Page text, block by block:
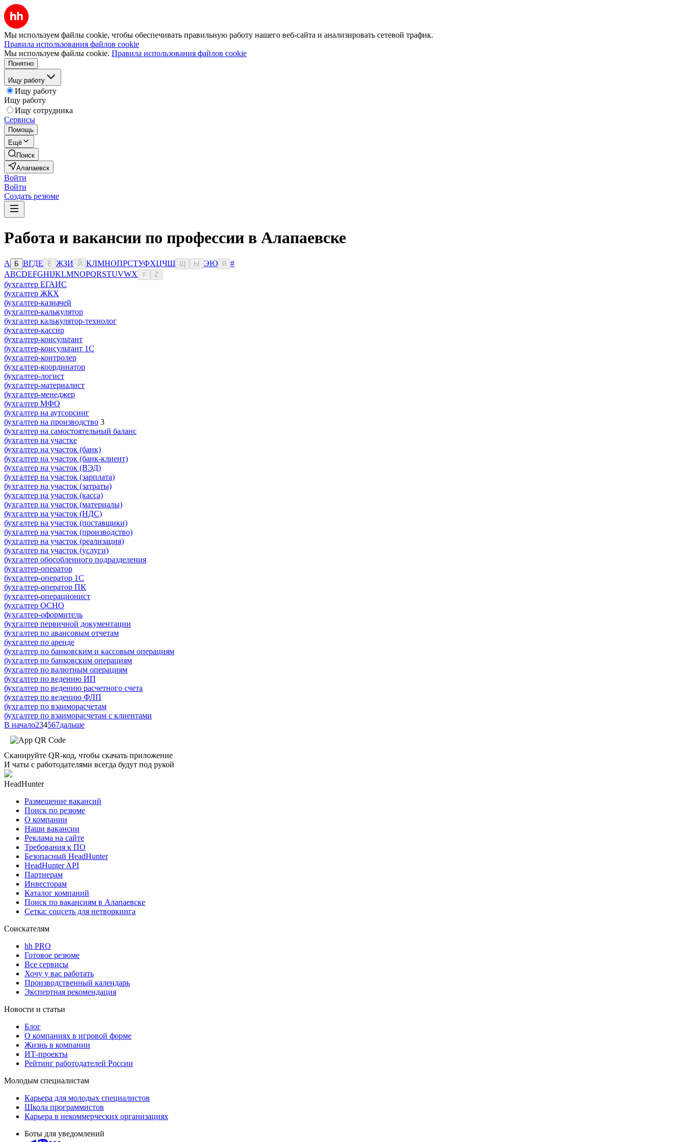
Мы используем файлы cookie, чтобы обеспечивать правильную работу нашего веб-сайта и анализировать сетевой трафик.
Правила использования файлов cookie
Мы используем файлы cookie. Правила использования файлов cookie
Понятно
Ищу работу
Ищу работу
Ищу работу
Ищу сотрудника
Сервисы
Помощь
Ещё
Поиск
Алапаевск
Войти
Войти
Создать резюме
Работа и вакансии по профессии в Алапаевске
А Б ВГДЕ Ё ЖЗИ Й КЛМНОПРСТУФХЦЧШ Ы ЭЮ Я
#
ABCDEFGHIJKLMNOPQRSTUVWX Y Z
бухгалтер ЕГАИС
бухгалтер ЖКХ
бухгалтер-казначей
бухгалтер-калькулятор
бухгалтер калькулятор-технолог
бухгалтер-кассир
бухгалтер-консультант
бухгалтер-консультант 1С
бухгалтер-контролер
бухгалтер-координатор
бухгалтер-логист
бухгалтер-материалист
бухгалтер-менеджер
бухгалтер МФО
бухгалтер на аутсорсинг
бухгалтер на производство 3
бухгалтер на самостоятельный баланс
бухгалтер на участке
бухгалтер на участок (банк)
бухгалтер на участок (банк-клиент)
бухгалтер на участок (ВЭД)
бухгалтер на участок (зарплата)
бухгалтер на участок (затраты)
бухгалтер на участок (касса)
бухгалтер на участок (материалы)
бухгалтер на участок (НДС)
бухгалтер на участок (поставщики)
бухгалтер на участок (производство)
бухгалтер на участок (реализация)
бухгалтер на участок (услуги)
бухгалтер обособленного подразделения
бухгалтер-оператор
бухгалтер-оператор 1С
бухгалтер-оператор ПК
бухгалтер-операционист
бухгалтер ОСНО
бухгалтер-оформитель
бухгалтер первичной документации
бухгалтер по авансовым отчетам
бухгалтер по аренде
бухгалтер по банковским и кассовым операциям
бухгалтер по банковским операциям
бухгалтер по валютным операциям
бухгалтер по ведению ИП
бухгалтер по ведению расчетного счета
бухгалтер по ведению ФЛП
бухгалтер по взаиморасчетам
бухгалтер по взаиморасчетам с клиентами
В начало234567дальше
Сканируйте QR-код, чтобы скачать приложение
И чаты с работодателями всегда будут под рукой
HeadHunter
Размещение вакансий
Поиск по резюме
О компании
Наши вакансии
Реклама на сайте
Требования к ПО
Безопасный HeadHunter
HeadHunter API
Партнерам
Инвесторам
Каталог компаний
Поиск по вакансиям в Алапаевске
Сетка: соцсеть для нетворкинга
Соискателям
hh PRO
Готовое резюме
Все сервисы
Хочу у вас работать
Производственный календарь
Экспертная рекомендация
Новости и статьи
Блог
О компаниях в игровой форме
Жизнь в компании
ИТ-проекты
Рейтинг работодателей России
Молодым специалистам
Карьера для молодых специалистов
Школа программистов
Карьера в некоммерческих организациях
Боты для уведомлений